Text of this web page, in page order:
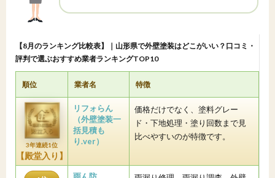
【8月のランキング比較表】｜山形県で外壁塗装はどこがいい？口コミ・
評判で選ぶおすすめ業者ランキングTOP10
順位 業者名 特徴
3年連続1位
【殿堂入り】
リフォらん
（外壁塗装一
括見積も
り.ver）
価格だけでなく、塗料グレー
ド・下地処理・塗り回数まで見
比べやすいのが特徴です。